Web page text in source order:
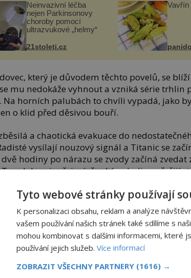
Neinvazivní léčba
nejen Parkinsonovy
choroby pomocí
ultrazvukové „helmy“
21stoleti.cz
Vavřín
který je důvodem těchto povelů, se
mu nedokáže vyhnout a vzniká série trhlin
Na horních palubách to chvíli vypadá, jako
o klid před děsivou bouří.
a chaotická evakuace do
vysílají nouzový signál a Titanic se
hodiny po nárazu se zvody začíná zvedat
dobou je zřejmé, že zkázu lodi nepřežijí
počtu 2200 osob na palubě se jich
Parník klesá ke dnu a stává se jedním z
slavného vraku
vrak Titanicu stále odpočívá na dně
Tyto webové stránky používají
K personalizaci obsahu, reklam a analýze
vašem používání našich stránek také sdílíme s
mohou kombinovat s dalšími informacemi, které
používání jejich služeb. Více informací
ZOBRAZIT VŠECHNY PARTNERY (1616) →